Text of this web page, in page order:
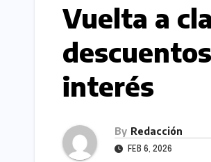
Vuelta a
interés
By Redacción
FEB 6, 2026